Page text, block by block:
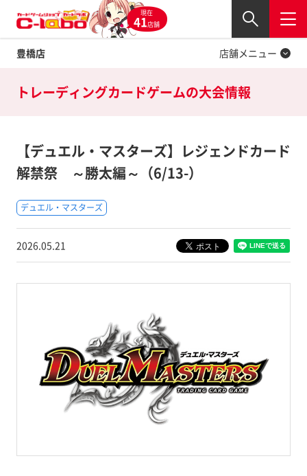
現在
41店舗
豊橋店
閉じる
店舗メニュー
Twitter
トレーディングカードゲームの大会情報
【デュエル・マスターズ】レジェンドカード
解禁祭 ～勝太編～（6/13-）
デュエル・マスターズ
2026.05.21